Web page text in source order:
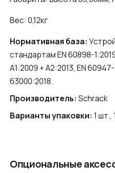
Вес: 0,12кг
Нормативная база:
стандартам EN 60898-
A1:2009 + A2:2013, EN
63000:2018.
Производитель: Schrack
Варианты упаковки: 1 шт.,
Опциональные